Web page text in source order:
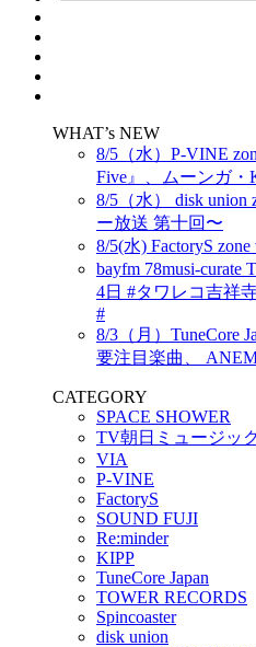
WHAT’s NEW
8/5（水）P-VINE
Five』、ムーンガ・
8/5（水） disk union
ー放送 第十回〜
8/5(水) FactoryS
bayfm 78musi-
4日 #タワレコ吉祥
#
8/3（月）TuneCore
要注目楽曲、
CATEGORY
SPACE SHOWER
TV朝日ミュージッ
VIA
P-VINE
FactoryS
SOUND FUJI
Re:minder
KIPP
TuneCore Japan
TOWER RECORDS
Spincoaster
disk union